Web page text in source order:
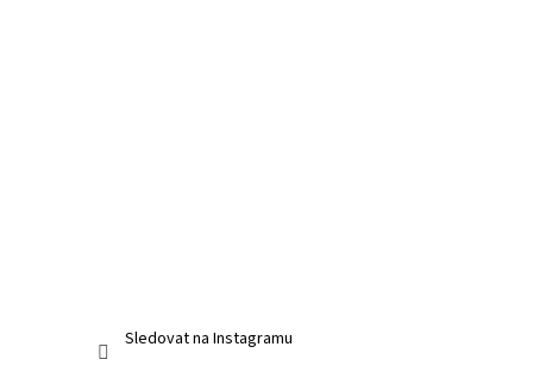
Sledovat na Instagramu